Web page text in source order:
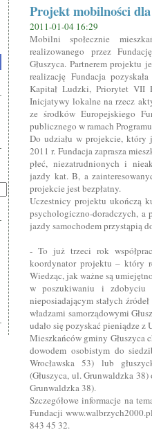
Projekt mobilności dla
2011-01-04 16:29
Mobilni społecznie
realizowanego przez
Głuszyca. Partnerem projektu
realizację Fundacja
Kapitał Ludzki, Priorytet VII
Inicjatywy lokalne na rzecz
ze środków Europejskiego
publicznego w ramach
Do udziału w projekcie,
2011 r. Fundacja zaprasza
płeć, niezatrudnionych i
jazdy kat. B, a
projekcie jest bezpłatny.
Uczestnicy projektu ukończą
psychologiczno-doradczych,
jazdy samochodem przystąpią
- To już trzeci rok
koordynator projektu – który
Wiedząc, jak ważne są
w poszukiwaniu i zdobyciu
nieposiadającym stałych
władzami samorządowymi
udało się pozyskać pieniądze
Mieszkańców gminy Głuszyca
dowodem osobistym do
Wrocławska 53) lub
(Głuszyca, ul. Grunwaldzka 38)
Grunwaldzka 38).
Szczegółowe informacje na
Fundacji
843 45 32.